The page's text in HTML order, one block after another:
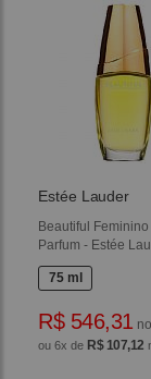
Estée Lauder
Beautiful
Parfum - Estée
75 ml
R$ 546,31
ou 6x de R$ 107,12